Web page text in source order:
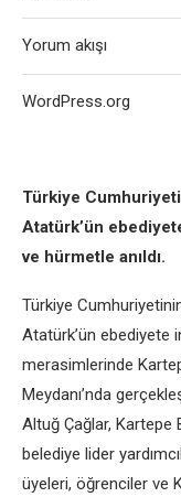
Türkiye
Atatürk’ün
ve hürmetle anıldı.
Türkiye
Atatürk’ün ebediyete
merasimlerinde
Meydanı’nda
Altuğ Çağlar, Kartepe
belediye lider
üyeleri, öğrenciler ve
Yorum akışı
WordPress.org